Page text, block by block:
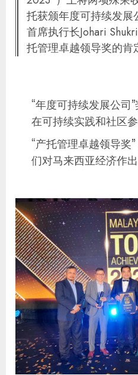
托获颁年度可持续发
首席执行长Johari
托管理卓越领导奖的肯
“年度可持续发展公司
在可持续实践和社区
“产托管理卓越领导奖
们对马来西亚经济作出